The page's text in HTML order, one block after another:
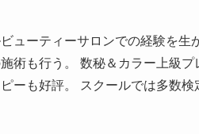
ビューティーサロンでの経験を
術も行う。 数秘＆カラー上級
ピーも好評。 スクールでは多数